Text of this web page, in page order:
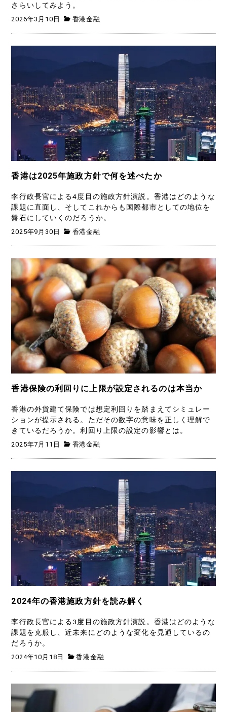
さらいしてみよう。
2026年3月10日 香港金融
香港は2025年施政方針で何を述べたか
李行政長官による4度目の施政方針演説。香港はどのような
課題に直面し、そしてこれからも国際都市としての地位を
盤石にしていくのだろうか。
2025年9月30日 香港金融
香港保険の利回りに上限が設定されるのは本当か
香港の外貨建て保険では想定利回りを踏まえてシミュレー
ションが提示される。ただその数字の意味を正しく理解で
きているだろうか。利回り上限の設定の影響とは。
2025年7月11日 香港金融
2024年の香港施政方針を読み解く
李行政長官による3度目の施政方針演説。香港はどのような
課題を克服し、近未来にどのような変化を見通しているの
だろうか。
2024年10月18日 香港金融